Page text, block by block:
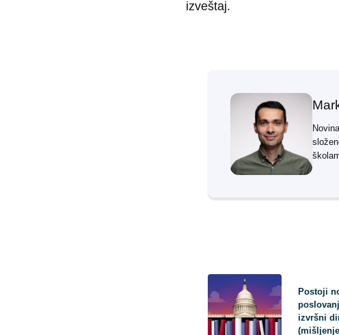
izveštaj.
Postoji
izvršni